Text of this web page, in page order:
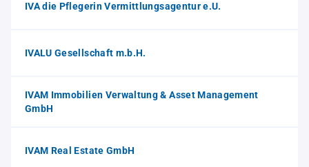
IVA die Pflegerin Vermittlungsagentur e.U.
IVALU Gesellschaft m.b.H.
IVAM Immobilien Verwaltung & Asset Management
GmbH
IVAM Real Estate GmbH